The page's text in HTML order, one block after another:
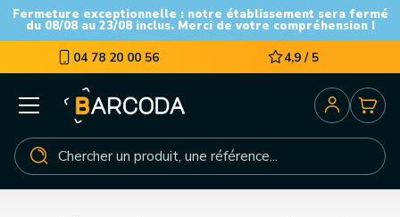
Fermeture exceptionnelle : notre établissement sera fermé
du 08/08 au 23/08 inclus. Merci de votre compréhension !
04 78 20 00 56 4,9 / 5